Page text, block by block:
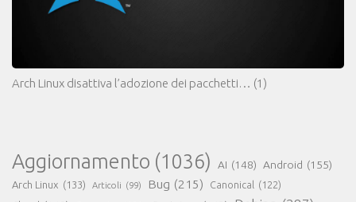
Arch Linux disattiva l’adozione dei pacchetti… (1)
Aggiornamento (1036) AI (148) Android (155)
Arch Linux (133) Articoli (99) Bug (215) Canonical (122)